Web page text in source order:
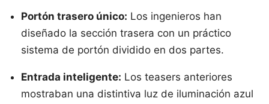
Portón trasero único: Los ingenieros han
diseñado la sección trasera con un práctico
sistema de portón dividido en dos partes.
Entrada inteligente: Los teasers anteriores
mostraban una distintiva luz de iluminación azul